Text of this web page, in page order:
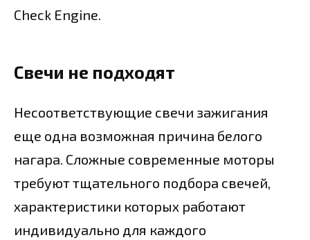
Check Engine.
Свечи не подходят
Несоответствующие свечи зажигания
еще одна возможная причина белого
нагара. Сложные современные моторы
требуют тщательного подбора свечей,
характеристики которых работают
индивидуально для каждого